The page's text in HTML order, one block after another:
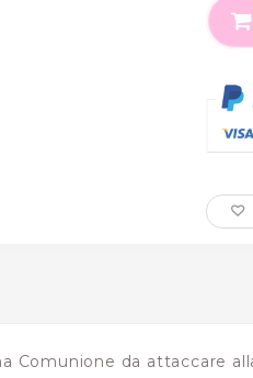
Comunione da attaccare